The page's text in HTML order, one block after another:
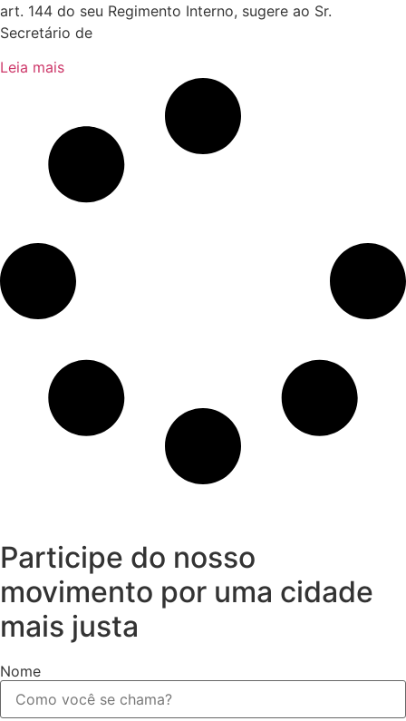
art. 144 do seu Regimento Interno, sugere ao Sr.
Secretário de
Leia mais
Participe do nosso
movimento por uma cidade
mais justa
Nome